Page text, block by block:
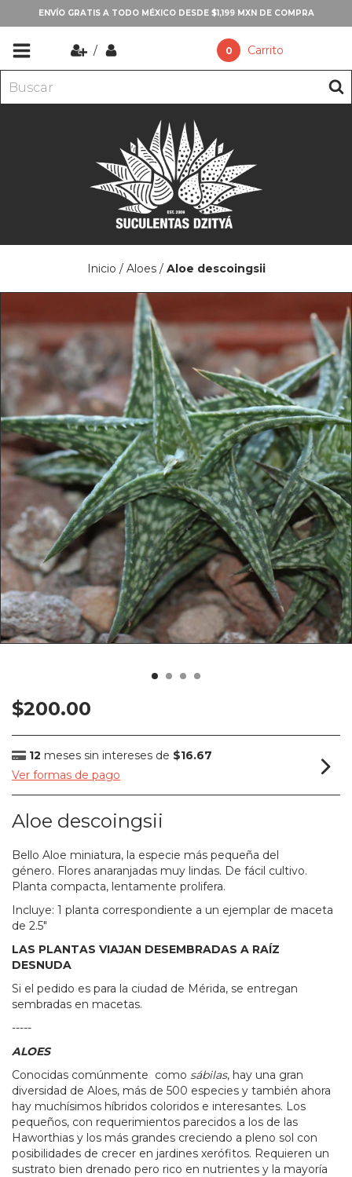
ENVÍO GRATIS A TODO MÉXICO DESDE $1,199 MXN DE COMPRA
/ 0 Carrito
Inicio / Aloes / Aloe descoingsii
$200.00
12 meses sin intereses de $16.67
Ver formas de pago
Aloe descoingsii
Bello Aloe miniatura, la especie más pequeña del
género. Flores anaranjadas muy lindas. De fácil cultivo.
Planta compacta, lentamente prolifera.
Incluye: 1 planta correspondiente a un ejemplar de maceta
de 2.5"
LAS PLANTAS VIAJAN DESEMBRADAS A RAÍZ
DESNUDA
Si el pedido es para la ciudad de Mérida, se entregan
sembradas en macetas.
-----
ALOES
Conocidas comúnmente como sábilas, hay una gran
diversidad de Aloes, más de 500 especies y también ahora
hay muchísimos híbridos coloridos e interesantes. Los
pequeños, con requerimientos parecidos a los de las
Haworthias y los más grandes creciendo a pleno sol con
posibilidades de crecer en jardines xerófitos. Requieren un
sustrato bien drenado pero rico en nutrientes y la mayoría